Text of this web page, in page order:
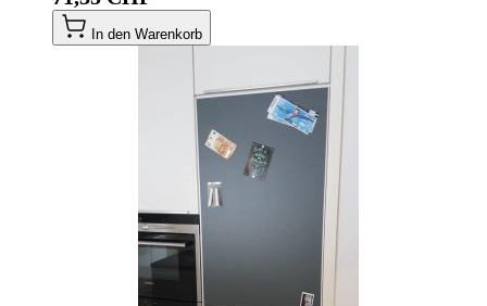
In den Warenkorb